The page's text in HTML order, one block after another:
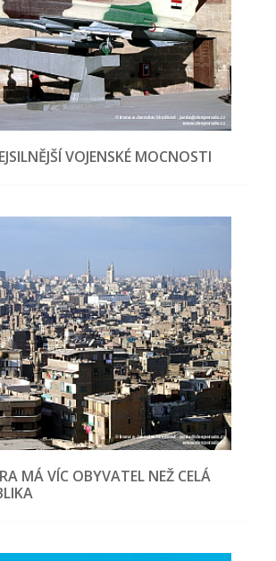
VOJENSKÉ MOCNOSTI
MÁ VÍC OBYVATEL NEŽ CELÁ